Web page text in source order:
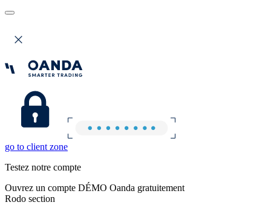
go to client zone
Testez notre compte
Ouvrez un compte DÉMO Oanda gratuitement
Rodo section